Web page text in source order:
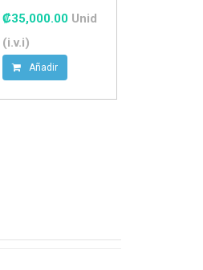
₡35,000.00 Unid
(i.v.i)
Añadir